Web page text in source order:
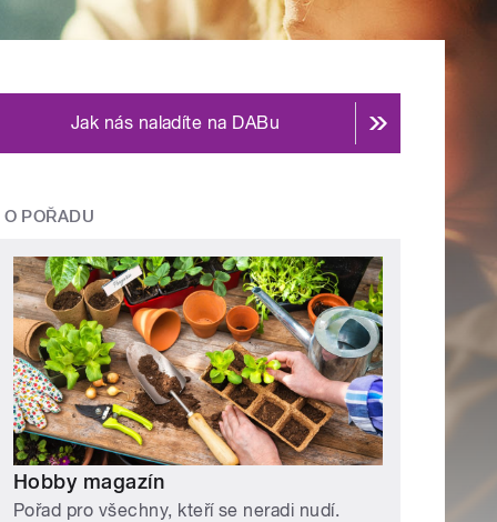
Jak nás naladíte na DABu
O POŘADU
Hobby magazín
Pořad pro všechny, kteří se neradi nudí.